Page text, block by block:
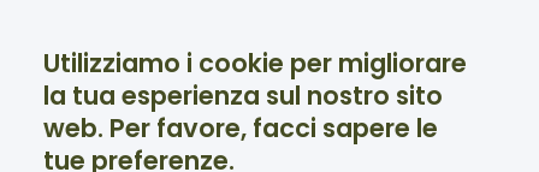
Suntransfers
Chi siamo
Recensioni
Transfer sciistici
Social
Facebook
Supporto disponibile 24/7
Utilizziamo i cookie per migliorare
la tua esperienza sul nostro sito
web. Per favore, facci sapere le
tue preferenze.